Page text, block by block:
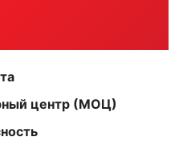
центр (МОЦ)